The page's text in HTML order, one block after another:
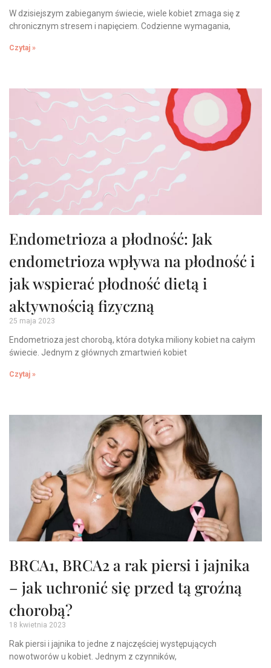
W dzisiejszym zabieganym świecie, wiele kobiet zmaga się z
chronicznym stresem i napięciem. Codzienne wymagania,
Czytaj »
Endometrioza a płodność: Jak
endometrioza wpływa na płodność i
jak wspierać płodność dietą i
aktywnością fizyczną
25 maja 2023
Endometrioza jest chorobą, która dotyka miliony kobiet na całym
świecie. Jednym z głównych zmartwień kobiet
Czytaj »
BRCA1, BRCA2 a rak piersi i jajnika
– jak uchronić się przed tą groźną
chorobą?
18 kwietnia 2023
Rak piersi i jajnika to jedne z najczęściej występujących
nowotworów u kobiet. Jednym z czynników,